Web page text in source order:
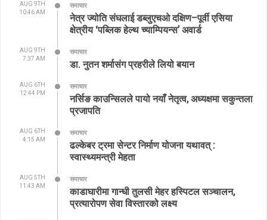
AUG 9TH
10:46 AM
समाचार
नेत्र ज्योति संघलाई डब्लुएचओ दक्षिण–पूर्वी एसिया
क्षेत्रीय ‘पब्लिक हेल्थ च्याम्पियन्स’ अवार्ड
AUG 9TH
7:37 AM
समाचार
डा. नुतन शर्मासंग प्रहरीले लियो बयान
AUG 6TH
12:44 PM
समाचार
नर्सिङ काउन्सिलले पायो नयाँ नेतृत्व, अध्यक्षमा सकुन्तला
प्रजापति
AUG 6TH
4:15 AM
समाचार
ढल्केबर ट्रमा सेन्टर निर्माण योजना यथावत् :
स्वास्थ्यमन्त्री मेहता
AUG 5TH
11:43 AM
समाचार
काडाघारीमा गान्धी तुलसी मेहर हस्पिटल सञ्चालन,
प्रत्यारोपण सेवा विस्तारको लक्ष्य